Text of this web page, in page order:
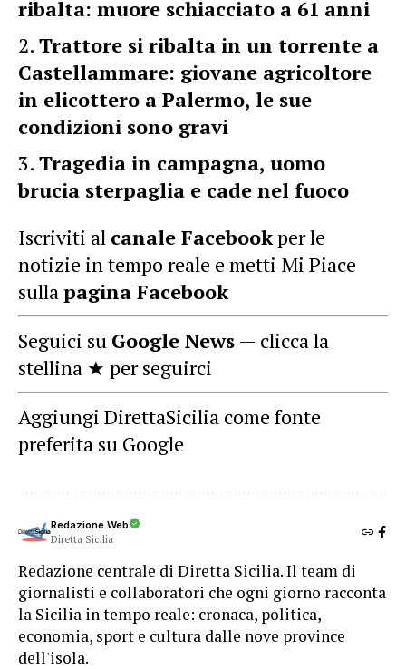
ribalta: muore schiacciato a 61 anni
Trattore si ribalta in un torrente a
Castellammare: giovane agricoltore
in elicottero a Palermo, le sue
condizioni sono gravi
Tragedia in campagna, uomo
brucia sterpaglia e cade nel fuoco
Iscriviti al canale Facebookper le
notizie in tempo reale e metti Mi Piace
sullapagina Facebook
Seguici su Google News — clicca la
stellina ★ per seguirci
Aggiungi DirettaSicilia come fonte
preferita su Google
Redazione Web
Diretta Sicilia
Redazione centrale di Diretta Sicilia. Il team di
giornalisti e collaboratori che ogni giorno racconta
la Sicilia in tempo reale: cronaca, politica,
economia, sport e cultura dalle nove province
dell'isola.